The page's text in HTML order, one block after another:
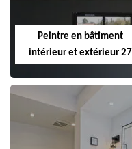
Peintre en bâtiment
intérieur et extérieur 27